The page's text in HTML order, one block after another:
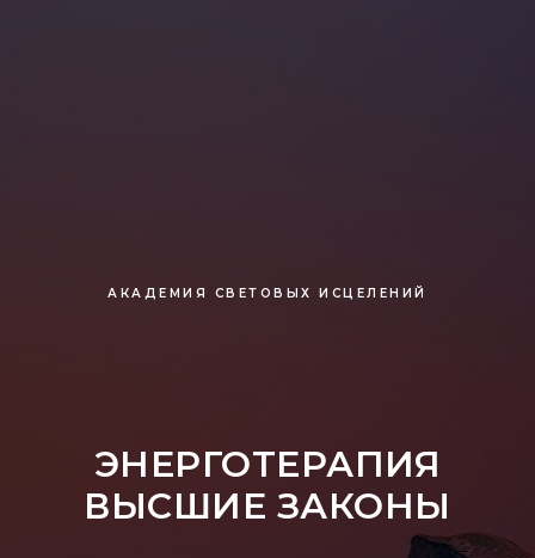
АКАДЕМИЯ СВЕТОВЫХ ИСЦЕЛЕНИЙ
ЭНЕРГОТЕРАПИЯ
ВЫСШИЕ ЗАКОНЫ